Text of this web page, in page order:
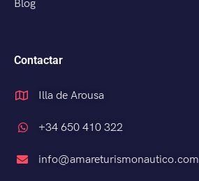
Blog
Contactar
Illa de Arousa
+34 650 410 322
info@amareturismonautico.com